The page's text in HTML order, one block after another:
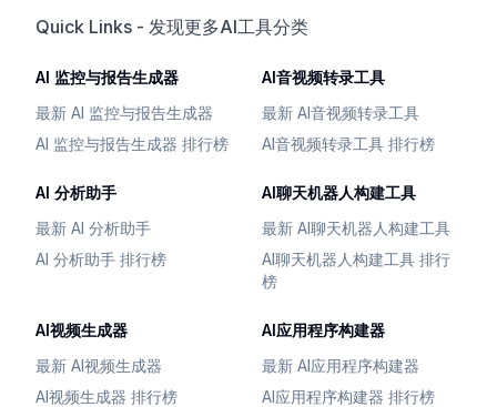
Quick Links - 发现更多AI工具分类
AI 监控与报告生成器
最新 AI 监控与报告生成器
AI 监控与报告生成器 排行榜
AI音视频转录工具
最新 AI音视频转录工具
AI音视频转录工具 排行榜
AI 分析助手
最新 AI 分析助手
AI 分析助手 排行榜
AI聊天机器人构建工具
最新 AI聊天机器人构建工具
AI聊天机器人构建工具 排行
榜
AI视频生成器
最新 AI视频生成器
AI视频生成器 排行榜
AI应用程序构建器
最新 AI应用程序构建器
AI应用程序构建器 排行榜